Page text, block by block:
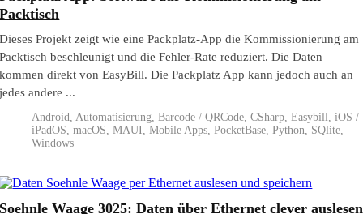
Packtisch
Dieses Projekt zeigt wie eine Packplatz-App die Kommissionierung am
Packtisch beschleunigt und die Fehler-Rate reduziert. Die Daten
kommen direkt von EasyBill. Die Packplatz App kann jedoch auch an
jedes andere ...
Android,Automatisierung,Barcode / QRCode,CSharp,Easybill,iOS /
iPadOS,macOS,MAUI,Mobile Apps,PocketBase,Python, SQlite,
Windows
Soehnle Waage 3025: Daten über Ethernet clever auslesen